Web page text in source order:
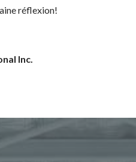
réflexion!
Inc.